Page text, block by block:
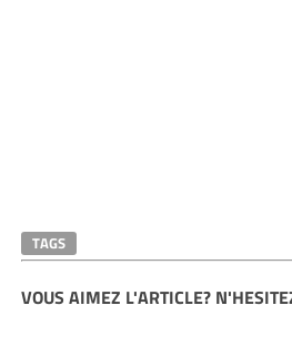
TAGS
VOUS AIMEZ L'ARTICLE?